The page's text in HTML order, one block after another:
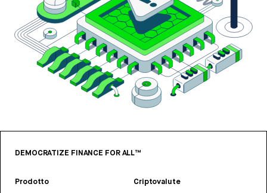
DEMOCRATIZE FINANCE FOR ALL™
Prodotto Criptovalute